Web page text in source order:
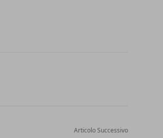
Articolo Successivo